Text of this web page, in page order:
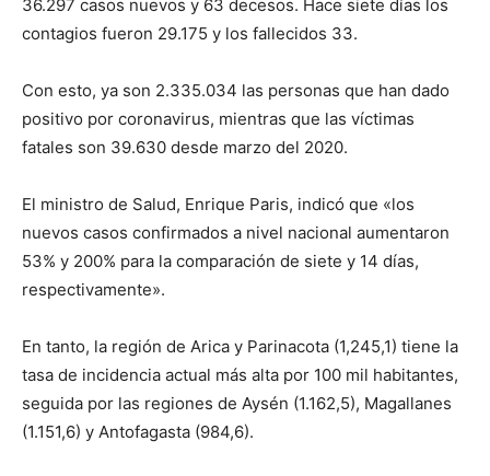
36.297 casos nuevos y 63 decesos. Hace siete días los
contagios fueron 29.175 y los fallecidos 33.
Con esto, ya son 2.335.034 las personas que han dado
positivo por coronavirus, mientras que las víctimas
fatales son 39.630 desde marzo del 2020.
El ministro de Salud, Enrique Paris, indicó que «los
nuevos casos confirmados a nivel nacional aumentaron
53% y 200% para la comparación de siete y 14 días,
respectivamente».
En tanto, la región de Arica y Parinacota (1,245,1) tiene la
tasa de incidencia actual más alta por 100 mil habitantes,
seguida por las regiones de Aysén (1.162,5), Magallanes
(1.151,6) y Antofagasta (984,6).